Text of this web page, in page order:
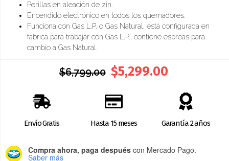
Perillas en aleación de zin.
Encendido electrónico en todos los quemadores.
Funciona con Gas L.P. o Gas Natural, está configurada en
fábrica para trabajar con Gas L.P., contiene espreas para
cambio a Gas Natural.
$6,799.00 $5,299.00
Envío Gratis Hasta 15 meses Garantía 2 años
Compra ahora, paga después con Mercado Pago.
Saber más